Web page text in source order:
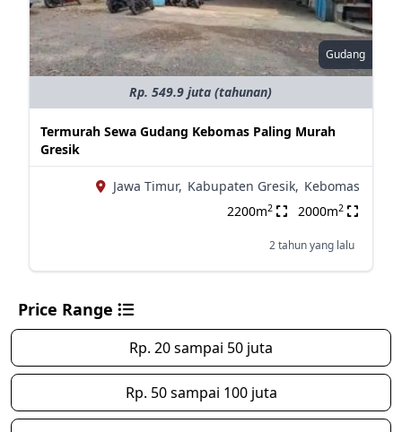
Gudang
Rp. 549.9 juta (tahunan)
Termurah Sewa Gudang Kebomas Paling Murah
Gresik
Jawa Timur, Kabupaten Gresik, Kebomas
2200m2 2000m2
2 tahun yang lalu
Price Range
Rp. 20 sampai 50 juta
Rp. 50 sampai 100 juta